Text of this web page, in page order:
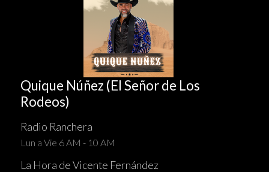
Quique Núñez (El Señor de Los
Rodeos)
Radio Ranchera
Lun a Vie 6 AM - 10 AM
La Hora de Vicente Fernández